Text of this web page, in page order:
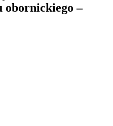
obornickiego –